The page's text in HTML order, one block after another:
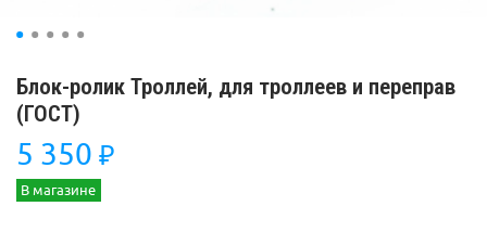
Блок-ролик Троллей, для троллеев и переправ
(ГОСТ)
5 350 ₽
В магазине